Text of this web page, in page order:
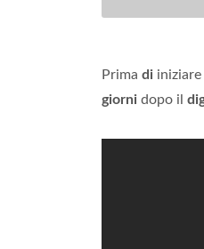
Prima di iniziare
giorni dopo il